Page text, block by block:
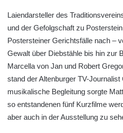
Laiendarsteller des
und der Gefolgschaft zu
Postersteiner Gerichtsfälle nach –
Gewalt über Diebstähle bis hin zur
Marcella von Jan und Robert
stand der Altenburger TV-Journalist
musikalische Begleitung sorgte
so entstandenen fünf Kurzfilme
aber auch in der Ausstellung zu